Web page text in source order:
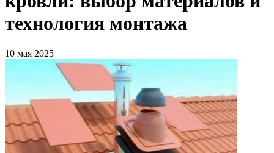
технология монтажа
10 мая 2025